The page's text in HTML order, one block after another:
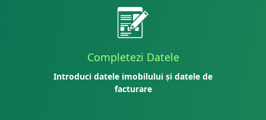
Completezi Datele
Introduci datele imobilului și datele de
facturare